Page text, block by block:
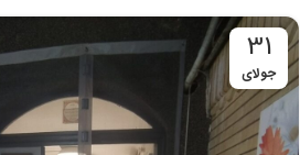
31
جولای